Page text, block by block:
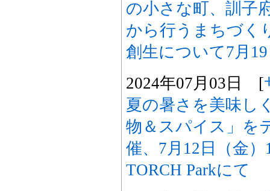
の小さな町、訓子
から行うまちづく
創生について7月
2024年07月03日 [
夏の暑さを美味し
物＆スパイス」を
催、7月12日（金
TORCH Parkにて